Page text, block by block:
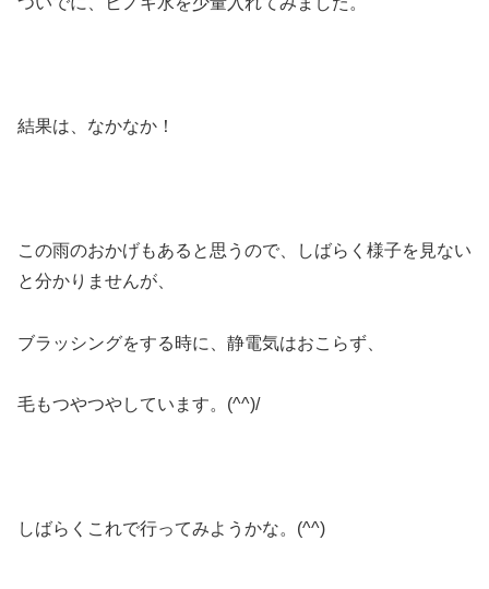
結果は、なかなか！
この雨のおかげもあると思うので、しばらく様子を見ない
と分かりませんが、
ブラッシングをする時に、静電気はおこらず、
毛もつやつやしています。(^^)/
しばらくこれで行ってみようかな。(^^)